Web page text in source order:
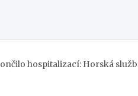
hospitalizací: Horská